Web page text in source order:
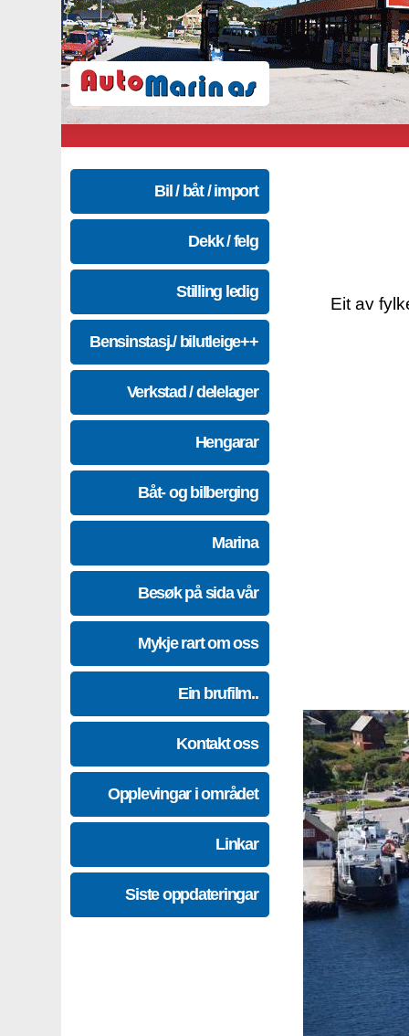
Bil / båt / import
Dekk / felg
Stilling ledig
Bensinstasj./ bilutleige++
Verkstad / delelager
Hengarar
Båt- og bilberging
Marina
Besøk på sida vår
Mykje rart om oss
Ein brufilm..
Kontakt oss
Opplevingar i området
Linkar
Siste oppdateringar
Eit av